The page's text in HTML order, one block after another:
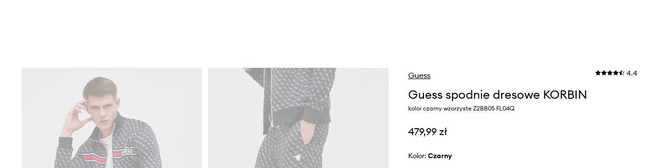
Guess 4.4
Guess spodnie dresowe KORBIN
kolor czarny wzorzyste Z2BB05 FL04Q
479,99 zł
Kolor: czarny